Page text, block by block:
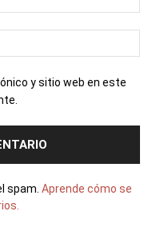
y sitio web en este
spam. Aprende cómo se